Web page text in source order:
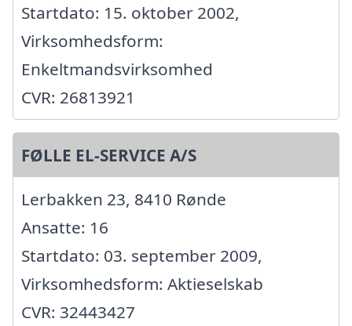
Startdato: 15. oktober 2002,
Virksomhedsform:
Enkeltmandsvirksomhed
CVR: 26813921
FØLLE EL-SERVICE A/S
Lerbakken 23, 8410 Rønde
Ansatte: 16
Startdato: 03. september 2009,
Virksomhedsform: Aktieselskab
CVR: 32443427